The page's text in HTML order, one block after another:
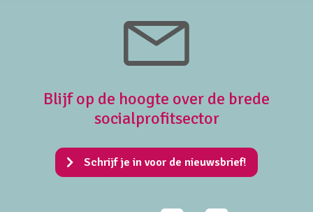
Blijf op de hoogte over de brede
socialprofitsector
Schrijf je in voor de nieuwsbrief!